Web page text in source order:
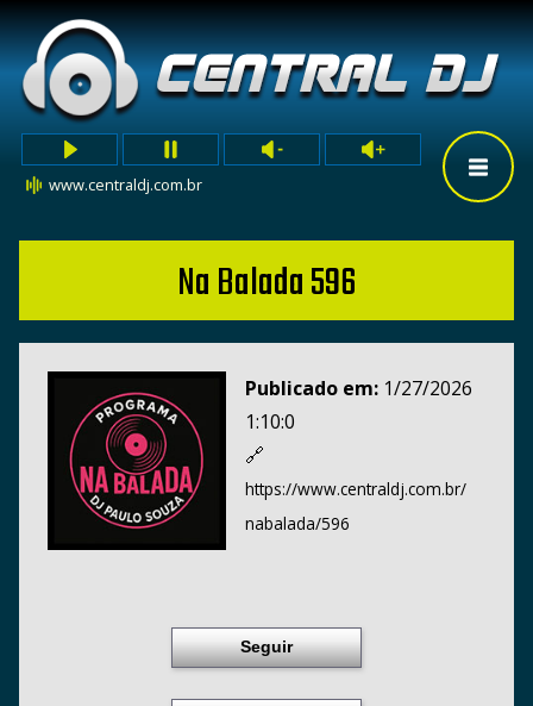
www.centraldj.com.br
Na Balada 596
Publicado em: 1/27/2026
1:10:0
🔗
https://www.centraldj.com.br/
nabalada/596
Seguir